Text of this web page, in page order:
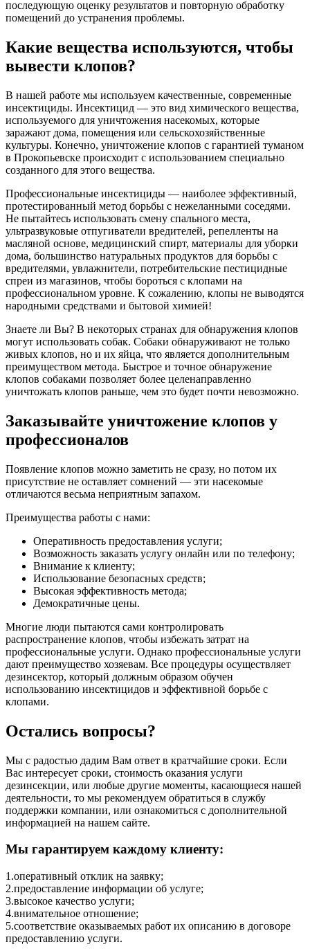
последующую оценку результатов и повторную обработку
помещений до устранения проблемы.
Какие вещества используются, чтобы
вывести клопов?
В нашей работе мы используем качественные, современные
инсектициды. Инсектицид — это вид химического вещества,
используемого для уничтожения насекомых, которые
заражают дома, помещения или сельскохозяйственные
культуры. Конечно, уничтожение клопов с гарантией туманом
в Прокопьевске происходит с использованием специально
созданного для этого вещества.
Профессиональные инсектициды — наиболее эффективный,
протестированный метод борьбы с нежеланными соседями.
Не пытайтесь использовать смену спального места,
ультразвуковые отпугиватели вредителей, репелленты на
масляной основе, медицинский спирт, материалы для уборки
дома, большинство натуральных продуктов для борьбы с
вредителями, увлажнители, потребительские пестицидные
спреи из магазинов, чтобы бороться с клопами на
профессиональном уровне. К сожалению, клопы не выводятся
народными средствами и бытовой химией!
Знаете ли Вы? В некоторых странах для обнаружения клопов
могут использовать собак. Собаки обнаруживают не только
живых клопов, но и их яйца, что является дополнительным
преимуществом метода. Быстрое и точное обнаружение
клопов собаками позволяет более целенаправленно
уничтожать клопов раньше, чем это будет почти невозможно.
Заказывайте уничтожение клопов у
профессионалов
Появление клопов можно заметить не сразу, но потом их
присутствие не оставляет сомнений — эти насекомые
отличаются весьма неприятным запахом.
Преимущества работы с нами:
Оперативность предоставления услуги;
Возможность заказать услугу онлайн или по телефону;
Внимание к клиенту;
Использование безопасных средств;
Высокая эффективность метода;
Демократичные цены.
Многие люди пытаются сами контролировать
распространение клопов, чтобы избежать затрат на
профессиональные услуги. Однако профессиональные услуги
дают преимущество хозяевам. Все процедуры осуществляет
дезинсектор, который должным образом обучен
использованию инсектицидов и эффективной борьбе с
клопами.
Остались вопросы?
Мы с радостью дадим Вам ответ в кратчайшие сроки. Если
Вас интересует сроки, стоимость оказания услуги
дезинсекции, или любые другие моменты, касающиеся нашей
деятельности, то мы рекомендуем обратиться в службу
поддержки компании, или ознакомиться с дополнительной
информацией на нашем сайте.
Мы гарантируем каждому клиенту:
1.оперативный отклик на заявку;
2.предоставление информации об услуге;
3.высокое качество услуги;
4.внимательное отношение;
5.соответствие оказываемых работ их описанию в договоре
предоставлению услуги.